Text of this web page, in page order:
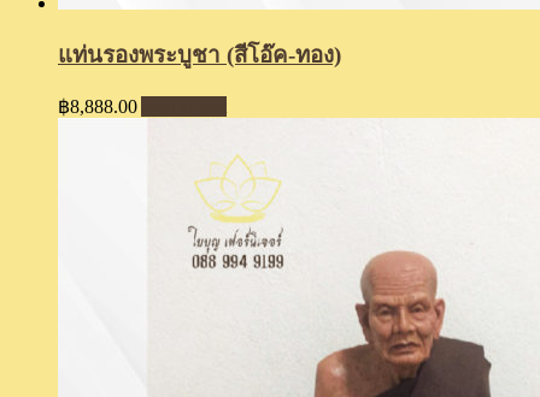
แท่นรองพระบูชา (สีโอ๊ค-ทอง)
฿8,888.00